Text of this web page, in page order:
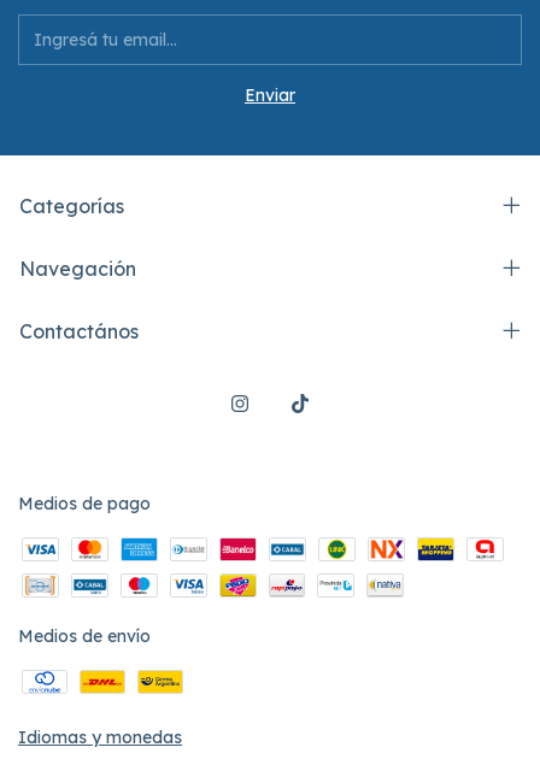
Categorías
Navegación
Contactános
Medios de pago
Medios de envío
Idiomas y monedas